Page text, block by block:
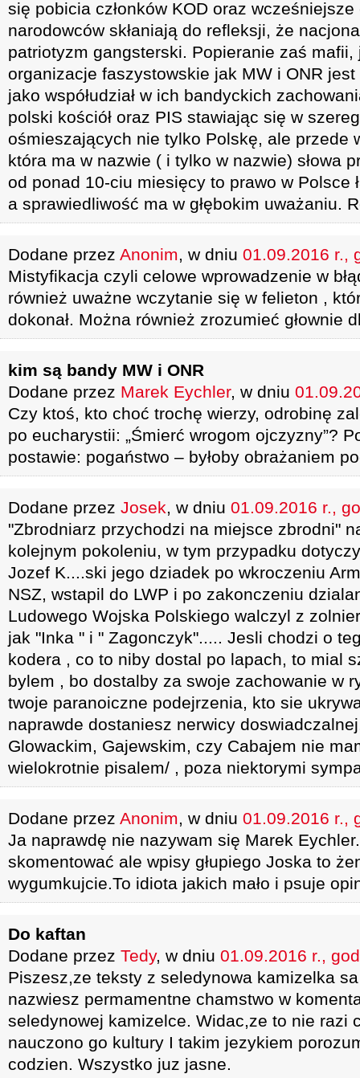
się pobicia członków KOD oraz
narodowców skłaniają do refleksji, że
patriotyzm gangsterski. Popieranie zaś
organizacje faszystowskie jak MW i ONR
jako współudział w ich bandyckich
polski kościół oraz PIS stawiając się w
ośmieszających nie tylko Polskę, ale przede
która ma w nazwie ( i tylko w nazwie) słowa
od ponad 10-ciu miesięcy to prawo w Polsce
a sprawiedliwość ma w głębokim uważaniu.
Dodane przez Anonim, w dniu 01.09.2016 r.,
Mistyfikacja czyli celowe wprowadzenie w
również uważne wczytanie się w felieton ,
dokonał. Można również zrozumieć głownie
kim są bandy MW i ONR
Dodane przez Marek Eychler, w dniu
Czy ktoś, kto choć trochę wierzy, odrobinę
po eucharystii: „Śmierć wrogom ojczyzny”?
postawie: pogaństwo – byłoby obrażaniem
Dodane przez Josek, w dniu 01.09.2016 r.,
"Zbrodniarz przychodzi na miejsce zbrodni"
kolejnym pokoleniu, w tym przypadku
Jozef K....ski jego dziadek po wkroczeniu
NSZ, wstapil do LWP i po zakonczeniu
Ludowego Wojska Polskiego walczyl z
jak "Inka " i " Zagonczyk"..... Jesli chodzi o
kodera , co to niby dostal po lapach, to mial
bylem , bo dostalby za swoje zachowanie w
twoje paranoiczne podejrzenia, kto sie
naprawde dostaniesz nerwicy
Glowackim, Gajewskim, czy Cabajem nie
wielokrotnie pisalem/ , poza niektorymi
Dodane przez Anonim, w dniu 01.09.2016 r.,
Ja naprawdę nie nazywam się Marek
skomentować ale wpisy głupiego Joska to
wygumkujcie.To idiota jakich mało i psuje
Do kaftan
Dodane przez Tedy, w dniu 01.09.2016 r.,
Piszesz,ze teksty z seledynowa kamizelka
nazwiesz permamentne chamstwo w
seledynowej kamizelce. Widac,ze to nie razi
nauczono go kultury I takim jezykiem
codzien. Wszystko juz jasne.